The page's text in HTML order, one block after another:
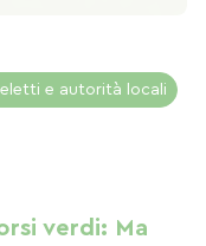
eletti e autorità locali
verdi: Ma